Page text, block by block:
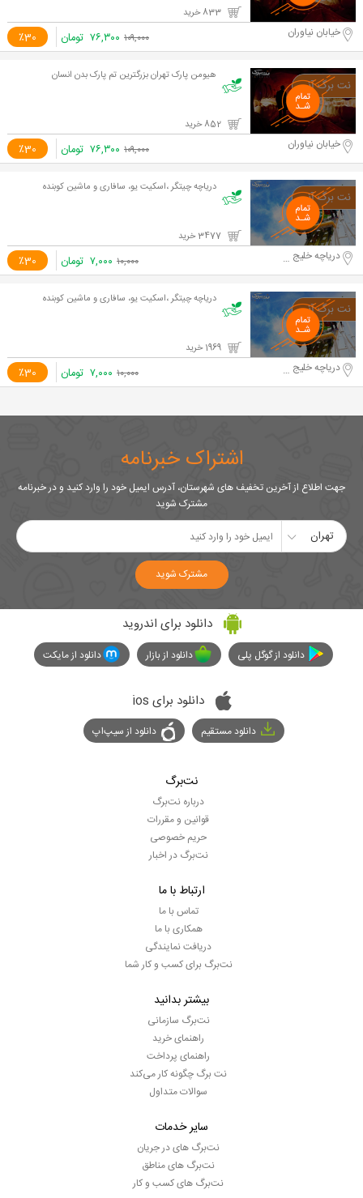
٪30 خیابان نیاوران ۱۰۹,۰۰۰ ۷۶,۳۰۰ تومان
هیومن پارک تهران بزرگترین تم پارک بدن انسان
٪30 خیابان نیاوران ۱۰۹,۰۰۰ ۷۶,۳۰۰ تومان
دریاچه چیتگر ،اسکیت یو، سافاری و ماشین کوبنده
٪30 دریاچه خلیج فارس ۱۰,۰۰۰ ۷,۰۰۰ تومان
دریاچه چیتگر ،اسکیت یو، سافاری و ماشین کوبنده
٪30 دریاچه خلیج فارس ۱۰,۰۰۰ ۷,۰۰۰ تومان
اشتراک خبرنامه
جهت اطلاع از آخرین تخفیف های شهرستان، آدرس ایمیل خود را وارد کنید و در خبرنامه
مشترک شوید
تهران
مشترک شوید
دانلود برای اندروید
دانلود از گوگل پلی دانلود از بازار دانلود از مایکت
دانلود برای ios
دانلود مستقیم دانلود از سیپ‌اپ
نت‌برگ
درباره نت‌برگ
قوانین و مقررات
حریم خصوصی
نت‌برگ در اخبار
ارتباط با ما
تماس با ما
همکاری با ما
دریافت نمایندگی
نت‌برگ برای کسب و کار شما
بیشتر بدانید
نت‌برگ سازمانی
راهنمای خرید
راهنمای پرداخت
نت برگ چگونه کار می‌کند
سوالات متداول
سایر خدمات
نت‌برگ های در جریان
نت‌برگ های مناطق
نت‌برگ های کسب و کار